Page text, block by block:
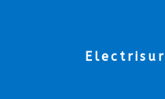
Electrisur